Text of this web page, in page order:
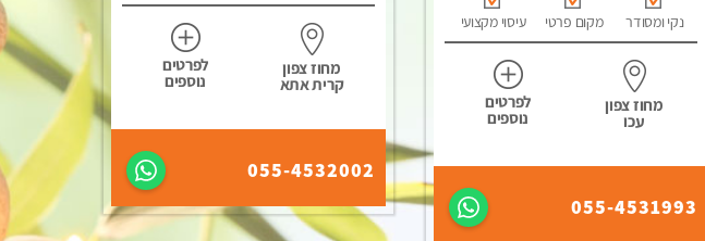
נקי ומסודר מקום פרטי עיסוי מקצועי
מחוז צפון
עכו
לפרטים
נוספים
055-4531993
מחוז צפון
קרית אתא
לפרטים
נוספים
055-4532002